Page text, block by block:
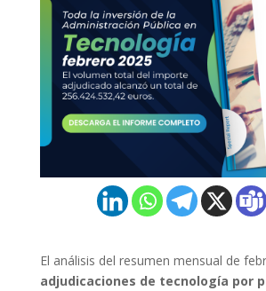
El análisis del resumen mensual de
adjudicaciones de tecnología por